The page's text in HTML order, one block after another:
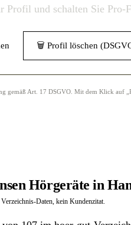
Profil und schalten Sie
🗑 Profil löschen
gemäß Art. 17 DSGVO. Mit dem Klick auf
Hörgeräte in
Daten, kein Kundenzitat.